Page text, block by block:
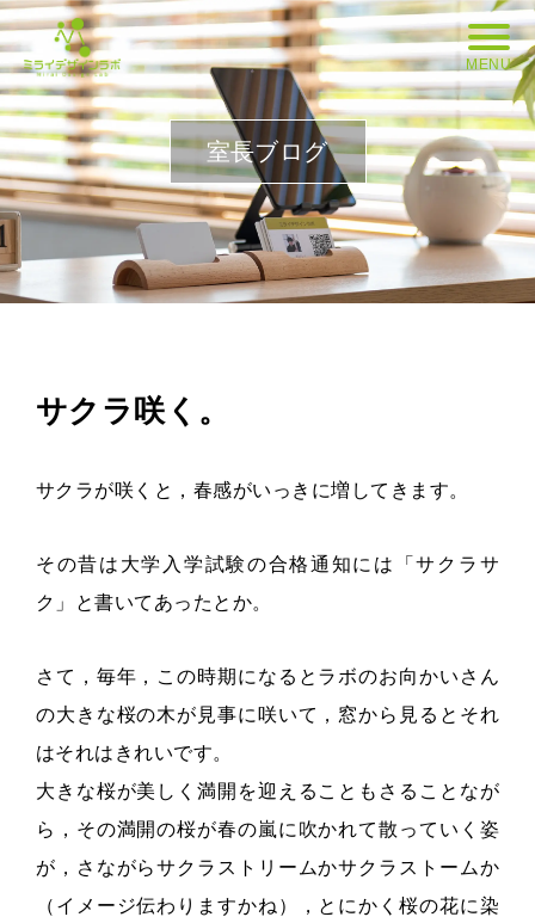
MENU
室長ブログ
サクラ咲く。
サクラが咲くと，春感がいっきに増してきます。
その昔は大学入学試験の合格通知には「サクラサ
ク」と書いてあったとか。
さて，毎年，この時期になるとラボのお向かいさん
の大きな桜の木が見事に咲いて，窓から見るとそれ
はそれはきれいです。
大きな桜が美しく満開を迎えることもさることなが
ら，その満開の桜が春の嵐に吹かれて散っていく姿
が，さながらサクラストリームかサクラストームか
（イメージ伝わりますかね），とにかく桜の花に染